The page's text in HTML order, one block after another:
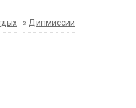
» Дипмиссии